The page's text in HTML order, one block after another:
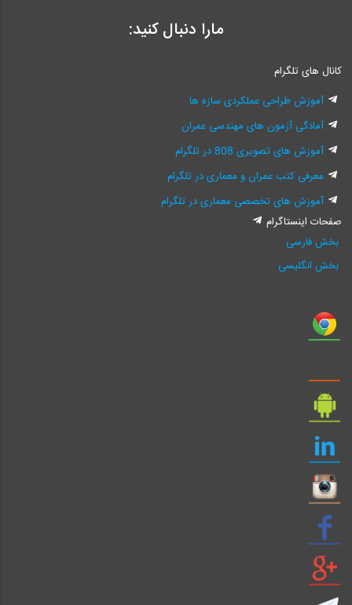
مارا دنبال کنید:
کانال های تلگرام
آموزش طراحی عملکردی سازه ها
آمادگی آزمون های مهندسی عمران
آموزش های تصویری 808 در تلگرام
معرفی کتب عمران و معماری در تلگرام
آموزش های تخصصی معماری در تلگرام
صفحات اینستاگرام
بخش فارسی
بخش انگلیسی